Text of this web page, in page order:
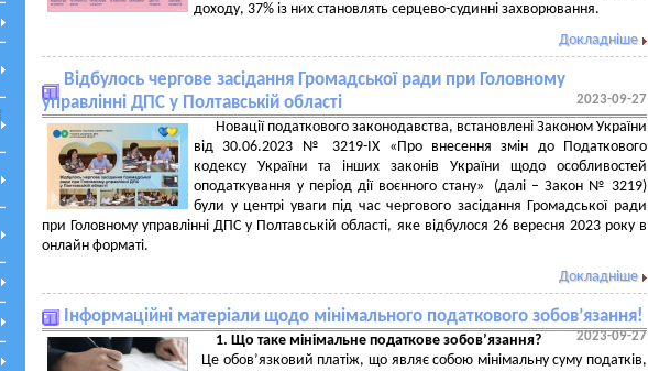
доходу, 37% із них становлять серцево-судинні захворювання.
Докладніше
Відбулось чергове засідання Громадської ради при Головному
управлінні ДПС у Полтавській області
2023-09-27
Новації податкового законодавства, встановлені Законом України
від 30.06.2023 № 3219-ІХ «Про внесення змін до Податкового
кодексу України та інших законів України щодо особливостей
оподаткування у період дії воєнного стану» (далі – Закон № 3219)
були у центрі уваги під час чергового засідання Громадської ради
при Головному управлінні ДПС у Полтавській області, яке відбулося 26 вересня 2023 року в
онлайн форматі.
Докладніше
Інформаційні матеріали щодо мінімального податкового зобов’язання!
2023-09-27
1. Що таке мінімальне податкове зобов’язання?
Це обов’язковий платіж, що являє собою мінімальну суму податків,